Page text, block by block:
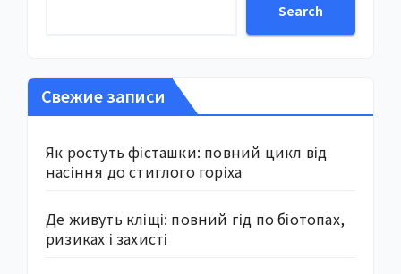
Search
Свежие записи
Як ростуть фісташки: повний цикл від
насіння до стиглого горіха
Де живуть кліщі: повний гід по біотопах,
ризиках і захисті